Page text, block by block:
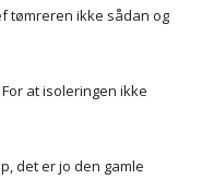
tømreren ikke sådan og
at isoleringen ikke
det er jo den gamle